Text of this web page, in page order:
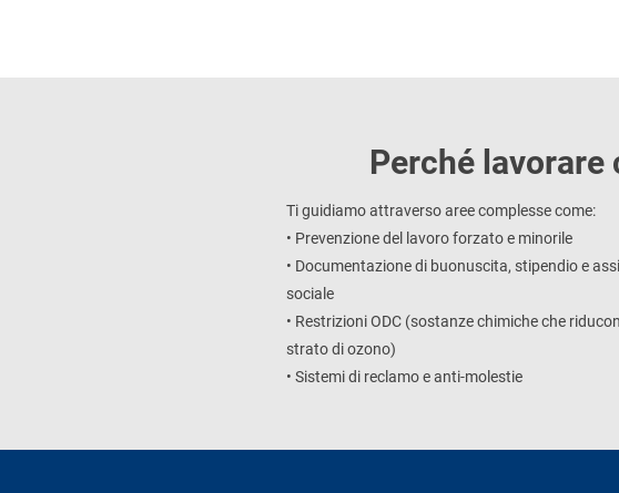
Perché lavorare
Ti guidiamo attraverso aree complesse come:
• Prevenzione del lavoro forzato e minorile
• Documentazione di buonuscita, stipendio e
sociale
• Restrizioni ODC (sostanze chimiche che
strato di ozono)
• Sistemi di reclamo e anti-molestie